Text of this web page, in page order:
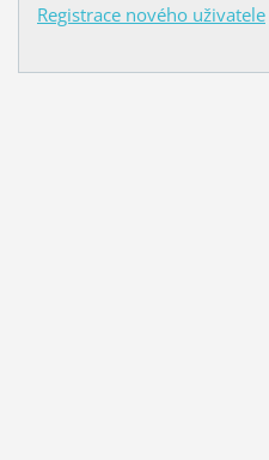
Registrace nového uživatele